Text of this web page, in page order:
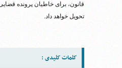
قانون، برای خاطیان پرونده
تحویل خواهد داد.
کلمات کلیدی :